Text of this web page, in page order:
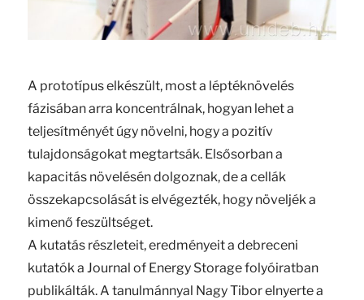
A prototípus elkészült, most a léptéknövelés
fázisában arra koncentrálnak, hogyan lehet a
teljesítményét úgy növelni, hogy a pozitív
tulajdonságokat megtartsák. Elsősorban a
kapacitás növelésén dolgoznak, de a cellák
összekapcsolását is elvégezték, hogy növeljék a
kimenő feszültséget.
A kutatás részleteit, eredményeit a debreceni
kutatók a Journal of Energy Storage folyóiratban
publikálták. A tanulmánnyal Nagy Tibor elnyerte a